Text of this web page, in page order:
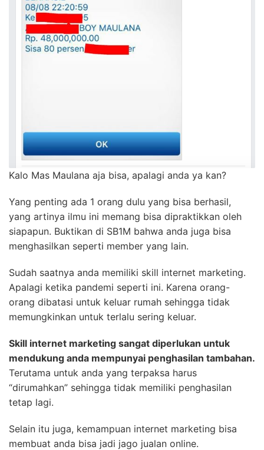
Kalo Mas Maulana aja bisa, apalagi anda ya kan?
Yang penting ada 1 orang dulu yang bisa berhasil,
yang artinya ilmu ini memang bisa dipraktikkan oleh
siapapun. Buktikan di SB1M bahwa anda juga bisa
menghasilkan seperti member yang lain.
Sudah saatnya anda memiliki skill internet marketing.
Apalagi ketika pandemi seperti ini. Karena orang-
orang dibatasi untuk keluar rumah sehingga tidak
memungkinkan untuk terlalu sering keluar.
Skill internet marketing sangat diperlukan untuk
mendukung anda mempunyai penghasilan tambahan.
Terutama untuk anda yang terpaksa harus
“dirumahkan” sehingga tidak memiliki penghasilan
tetap lagi.
Selain itu juga, kemampuan internet marketing bisa
membuat anda bisa jadi jago jualan online.